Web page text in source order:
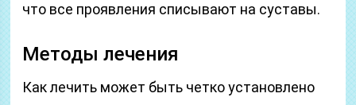
что все проявления списывают на суставы.
Методы лечения
Как лечить может быть четко установлено